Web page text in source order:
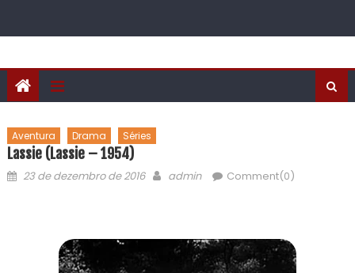
Aventura Drama Séries
Lassie (Lassie – 1954)
23 de dezembro de 2016 admin Comment(0)